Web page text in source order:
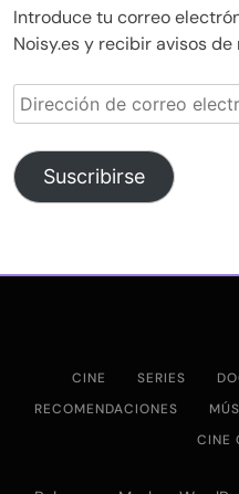
Introduce tu correo
Noisy.es y recibir avisos
Dirección
de
correo
electrónico
Suscribirse
CINE SERIES
RECOMENDACIONES
CINE